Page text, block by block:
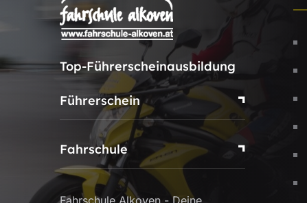
Top-Führerscheinausbildung
Führerschein
Fahrschule
Fahrschule Alkoven - Deine